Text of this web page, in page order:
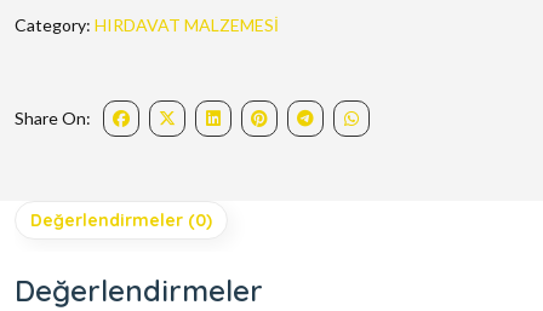
Category: HIRDAVAT MALZEMESİ
Share On:
Değerlendirmeler (0)
Değerlendirmeler